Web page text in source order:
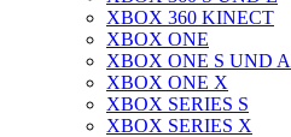
XBOX 360 KINECT
XBOX ONE
XBOX ONE S UND
XBOX ONE X
XBOX SERIES S
XBOX SERIES X